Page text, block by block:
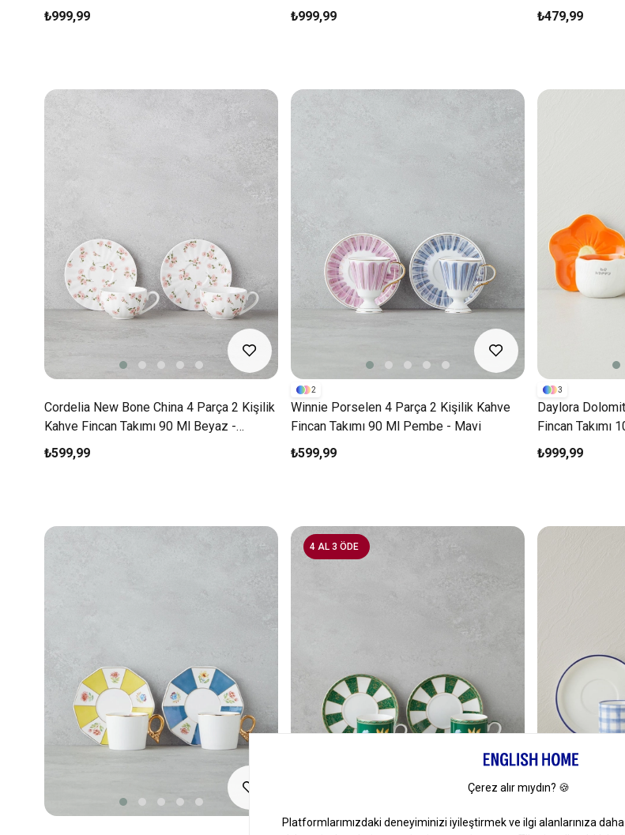
₺999,99
₺999,99
₺479,99
Cordelia New Bone China 4 Parça 2 Kişilik
Kahve Fincan Takımı 90 Ml Beyaz -
Pembe
₺599,99
Winnie Porselen 4 Parça 2 Kişilik Kahve
Fincan Takımı 90 Ml Pembe - Mavi
₺599,99
2
Daylora
Fincan Takımı
₺999,99
3
2
4 AL 3 ÖDE